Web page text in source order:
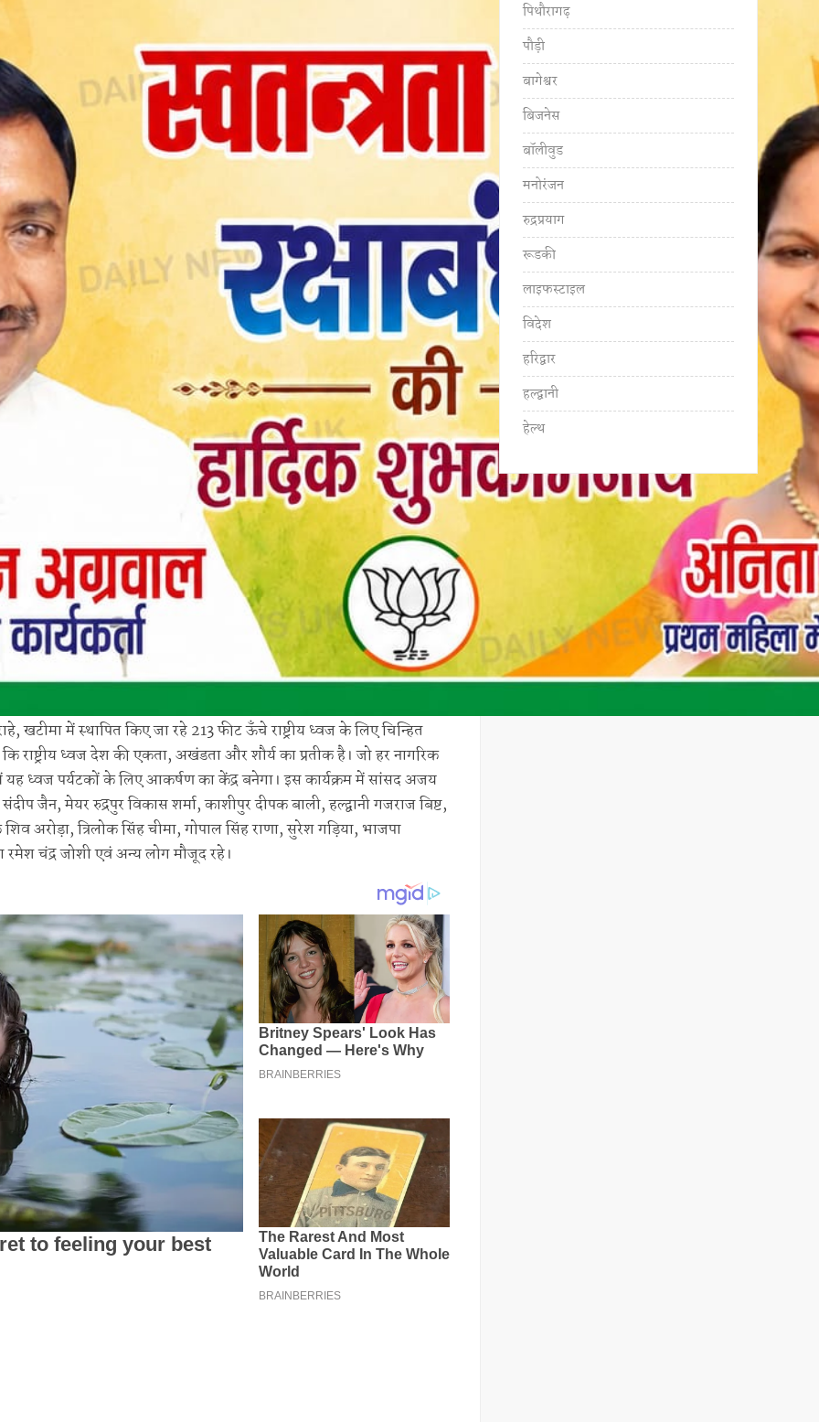
खटीमा में स्थापित किए जा रहे 213 फीट ऊँचे राष्ट्रीय ध्वज के लिए चिन्हित
राष्ट्रीय ध्वज देश की एकता, अखंडता और शौर्य का प्रतीक है। जो हर नागरिक
ध्वज पर्यटकों के लिए आकर्षण का केंद्र बनेगा। इस कार्यक्रम में सांसद अजय
जैन, मेयर रुद्रपुर विकास शर्मा, काशीपुर दीपक बाली, हल्द्वानी गजराज बिष्ट,
अरोड़ा, त्रिलोक सिंह चीमा, गोपाल सिंह राणा, सुरेश गड़िया, भाजपा
चंद्र जोशी एवं अन्य लोग मौजूद रहे।
पिथौरागढ़
पौड़ी
बागेश्वर
बिजनेस
बॉलीवुड
मनोरंजन
रुद्रप्रयाग
रूडकी
लाइफस्टाइल
विदेश
हरिद्वार
हल्द्वानी
हेल्थ